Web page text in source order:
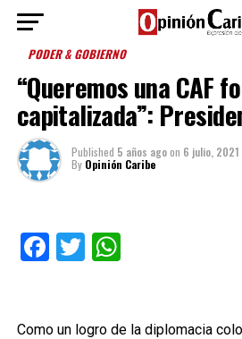
PODER & GOBIERNO
“Queremos una CAF
capitalizada”:
Published 5 años agoon 6 julio, 2021
By Opinión Caribe
Facebook
TwitterWhatsApp
Como un logro de la diplomacia